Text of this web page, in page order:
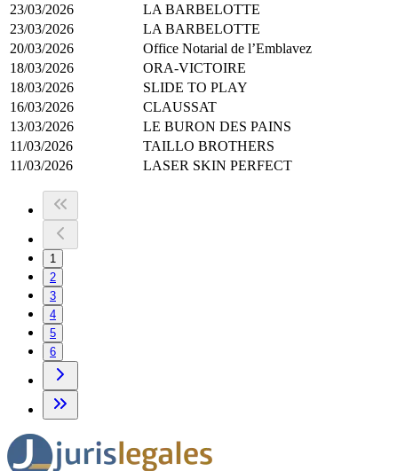
23/03/2026
LA BARBELOTTE
23/03/2026
LA BARBELOTTE
20/03/2026
Office Notarial de l’Emblavez
18/03/2026
ORA-VICTOIRE
18/03/2026
SLIDE TO PLAY
16/03/2026
CLAUSSAT
13/03/2026
LE BURON DES PAINS
11/03/2026
TAILLO BROTHERS
11/03/2026
LASER SKIN PERFECT
1
2
3
4
5
6